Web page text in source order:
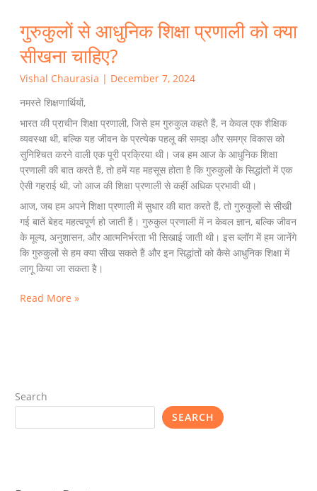
गुरुकुलों से आधुनिक शिक्षा प्रणाली को क्या
सीखना चाहिए?
Vishal Chaurasia | December 7, 2024
नमस्ते शिक्षणार्थियों,
भारत की प्राचीन शिक्षा प्रणाली, जिसे हम गुरुकुल कहते हैं, न केवल एक शैक्षिक
व्यवस्था थी, बल्कि यह जीवन के प्रत्येक पहलू की समझ और समग्र विकास को
सुनिश्चित करने वाली एक पूरी प्रक्रिया थी। जब हम आज के आधुनिक शिक्षा
प्रणाली की बात करते हैं, तो हमें यह महसूस होता है कि गुरुकुलों के सिद्धांतों में एक
ऐसी गहराई थी, जो आज की शिक्षा प्रणाली से कहीं अधिक प्रभावी थी।
आज, जब हम अपने शिक्षा प्रणाली में सुधार की बात करते हैं, तो गुरुकुलों से सीखी
गई बातें बेहद महत्वपूर्ण हो जाती हैं। गुरुकुल प्रणाली में न केवल ज्ञान, बल्कि जीवन
के मूल्य, अनुशासन, और आत्मनिर्भरता भी सिखाई जाती थी। इस ब्लॉग में हम जानेंगे
कि गुरुकुलों से हम क्या सीख सकते हैं और इन सिद्धांतों को कैसे आधुनिक शिक्षा में
लागू किया जा सकता है।
Read More »
Search
SEARCH